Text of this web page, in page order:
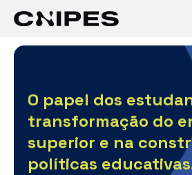
O papel dos
transformação do
superior e na
políticas